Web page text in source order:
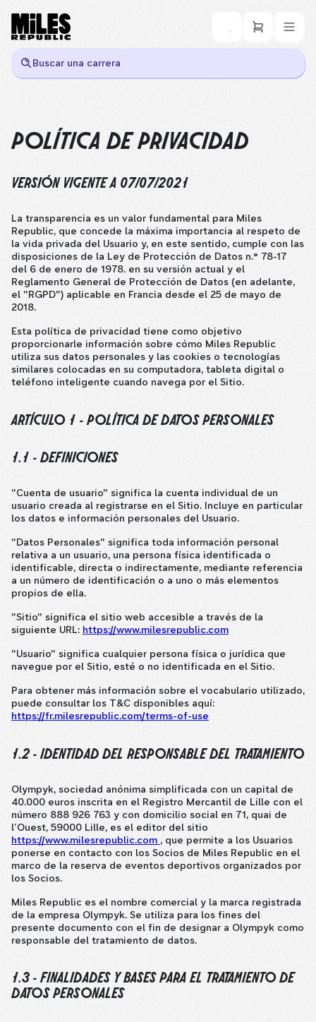
Buscar una carrera
POLÍTICA DE PRIVACIDAD
VERSIÓN VIGENTE A 07/07/2021
La transparencia es un valor fundamental para Miles
Republic, que concede la máxima importancia al respeto de
la vida privada del Usuario y, en este sentido, cumple con las
disposiciones de la Ley de Protección de Datos n.° 78-17
del 6 de enero de 1978. en su versión actual y el
Reglamento General de Protección de Datos (en adelante,
el "RGPD") aplicable en Francia desde el 25 de mayo de
2018.
Esta política de privacidad tiene como objetivo
proporcionarle información sobre cómo Miles Republic
utiliza sus datos personales y las cookies o tecnologías
similares colocadas en su computadora, tableta digital o
teléfono inteligente cuando navega por el Sitio.
ARTÍCULO 1 - POLÍTICA DE DATOS PERSONALES
1.1 - DEFINICIONES
"Cuenta de usuario" significa la cuenta individual de un
usuario creada al registrarse en el Sitio. Incluye en particular
los datos e información personales del Usuario.
"Datos Personales" significa toda información personal
relativa a un usuario, una persona física identificada o
identificable, directa o indirectamente, mediante referencia
a un número de identificación o a uno o más elementos
propios de ella.
"Sitio" significa el sitio web accesible a través de la
siguiente URL: https://www.milesrepublic.com
"Usuario" significa cualquier persona física o jurídica que
navegue por el Sitio, esté o no identificada en el Sitio.
Para obtener más información sobre el vocabulario utilizado,
puede consultar los T&C disponibles aquí:
https://fr.milesrepublic.com/terms-of-use
1.2 - IDENTIDAD DEL RESPONSABLE DEL TRATAMIENTO
Olympyk, sociedad anónima simplificada con un capital de
40.000 euros inscrita en el Registro Mercantil de Lille con el
número 888 926 763 y con domicilio social en 71, quai de
l’Ouest, 59000 Lille, es el editor del sitio
https://www.milesrepublic.com , que permite a los Usuarios
ponerse en contacto con los Socios de Miles Republic en el
marco de la reserva de eventos deportivos organizados por
los Socios.
Miles Republic es el nombre comercial y la marca registrada
de la empresa Olympyk. Se utiliza para los fines del
presente documento con el fin de designar a Olympyk como
responsable del tratamiento de datos.
1.3 - FINALIDADES Y BASES PARA EL TRATAMIENTO DE
DATOS PERSONALES